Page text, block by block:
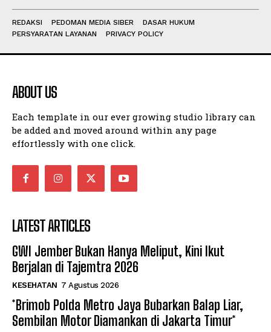
REDAKSI PEDOMAN MEDIA SIBER
DASAR HUKUM
PERSYARATAN LAYANAN
PRIVACY POLICY
ABOUT US
Each template in our ever growing studio library can
be added and moved around within any page
effortlessly with one click.
LATEST ARTICLES
GWI Jember Bukan Hanya Meliput, Kini Ikut
Berjalan di Tajemtra 2026
KESEHATAN 7 Agustus 2026
*Brimob Polda Metro Jaya Bubarkan Balap Liar,
Sembilan Motor Diamankan di Jakarta Timur*